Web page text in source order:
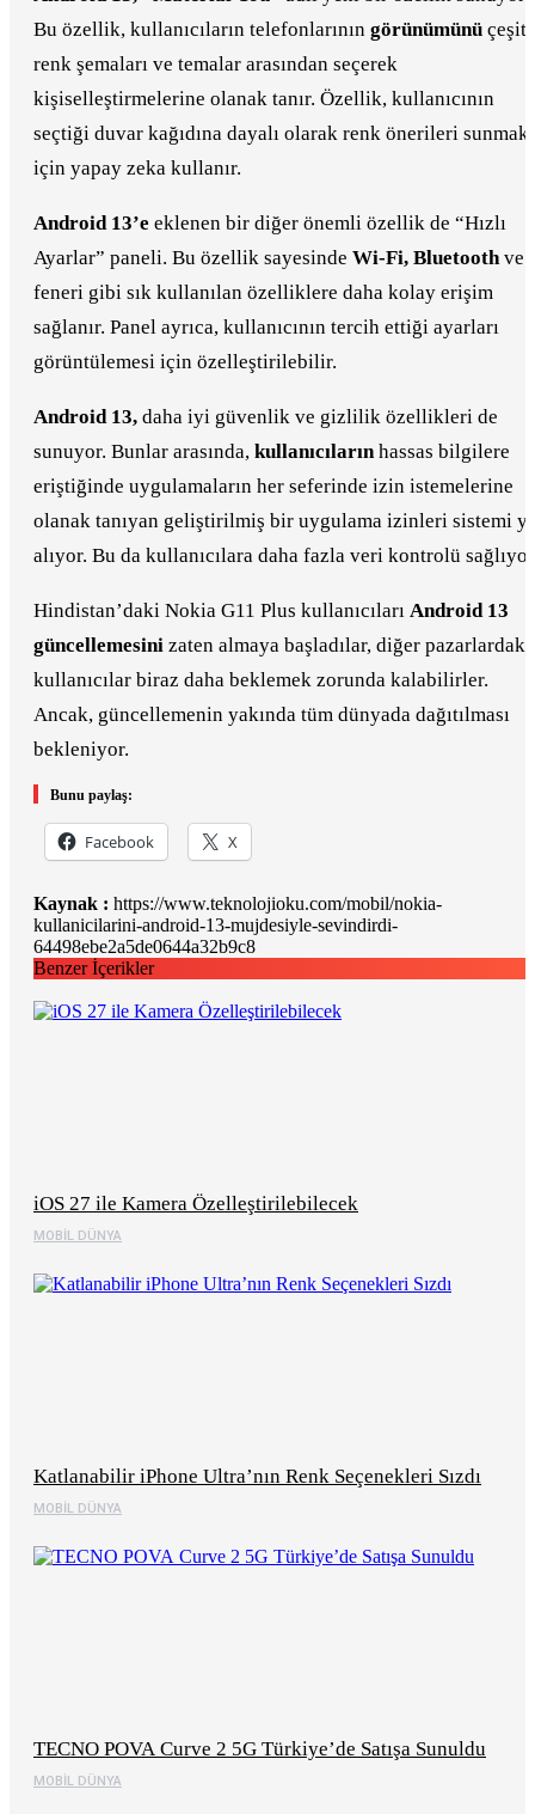
Bu özellik, kullanıcıların telefonlarının görünümünü
renk şemaları ve temalar arasından seçerek
kişiselleştirmelerine olanak tanır. Özellik, kullanıcının
seçtiği duvar kağıdına dayalı olarak renk önerileri sunmak
için yapay zeka kullanır.
Android 13’e eklenen bir diğer önemli özellik de “Hızlı
Ayarlar” paneli. Bu özellik sayesinde Wi-Fi, Bluetoothve
feneri gibi sık kullanılan özelliklere daha kolay erişim
sağlanır. Panel ayrıca, kullanıcının tercih ettiği ayarları
görüntülemesi için özelleştirilebilir.
Android 13, daha iyi güvenlik ve gizlilik özellikleri de
sunuyor. Bunlar arasında, kullanıcılarınhassas bilgilere
eriştiğinde uygulamaların her seferinde izin istemelerine
olanak tanıyan geliştirilmiş bir uygulama izinleri sistemi
alıyor. Bu da kullanıcılara daha fazla veri kontrolü
Hindistan’daki Nokia G11 Plus kullanıcıları Android 13
güncellemesini zaten almaya başladılar, diğer pazarlardaki
kullanıcılar biraz daha beklemek zorunda kalabilirler.
Ancak, güncellemenin yakında tüm dünyada dağıtılması
bekleniyor.
Bunu paylaş:
Facebook X
Kaynak : https://www.teknolojioku.com/mobil/nokia-
kullanicilarini-android-13-mujdesiyle-sevindirdi-
64498ebe2a5de0644a32b9c8
Benzer İçerikler
MOBIL DÜNYA
iOS 27 ile Kamera Özelleştirilebilecek
MOBIL DÜNYA
Katlanabilir iPhone Ultra’nın Renk Seçenekleri Sızdı
MOBIL DÜNYA
TECNO POVA Curve 2 5G Türkiye’de Satışa Sunuldu